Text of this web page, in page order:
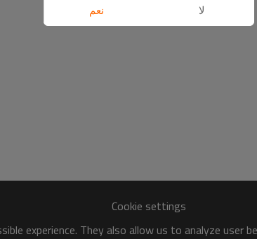
Cookie settings
experience. They also allow us to analyze user
لا نعم